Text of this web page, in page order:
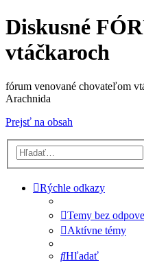
Diskusné
vtáčkaroch
fórum venované chovateľom
Arachnida
Prejsť na obsah
Rýchle odkazy
Temy bez
Aktívne témy
Hľadať